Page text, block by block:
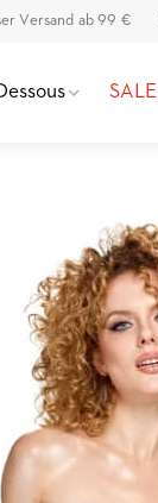
Versand ab 99 €
SALE